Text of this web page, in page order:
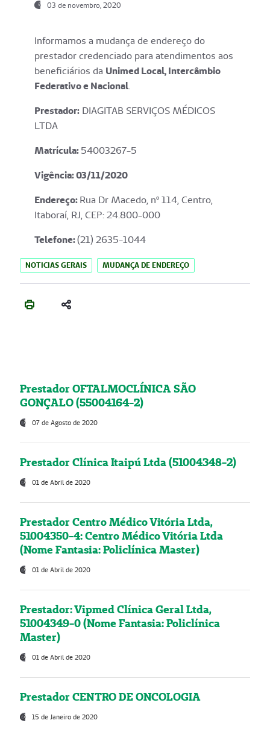
03 de novembro, 2020
Informamos a mudança de endereço do
prestador credenciado para atendimentos aos
beneficiários da Unimed Local, Intercâmbio
Federativo e Nacional.
Prestador: DIAGITAB SERVIÇOS MÉDICOS
LTDA
Matrícula:54003267-5
Vigência: 03/11/2020
Endereço:Rua Dr Macedo, nº 114, Centro,
Itaboraí, RJ, CEP: 24.800-000
Telefone:(21) 2635-1044
NOTICIAS GERAIS MUDANÇA DE ENDEREÇO
Prestador OFTALMOCLÍNICA SÃO
GONÇALO (55004164-2)
07 de Agosto de 2020
Prestador Clínica Itaipú Ltda (51004348-2)
01 de Abril de 2020
Prestador Centro Médico Vitória Ltda,
51004350-4: Centro Médico Vitória Ltda
(Nome Fantasia: Policlínica Master)
01 de Abril de 2020
Prestador: Vipmed Clínica Geral Ltda,
51004349-0 (Nome Fantasia: Policlínica
Master)
01 de Abril de 2020
Prestador CENTRO DE ONCOLOGIA
15 de Janeiro de 2020